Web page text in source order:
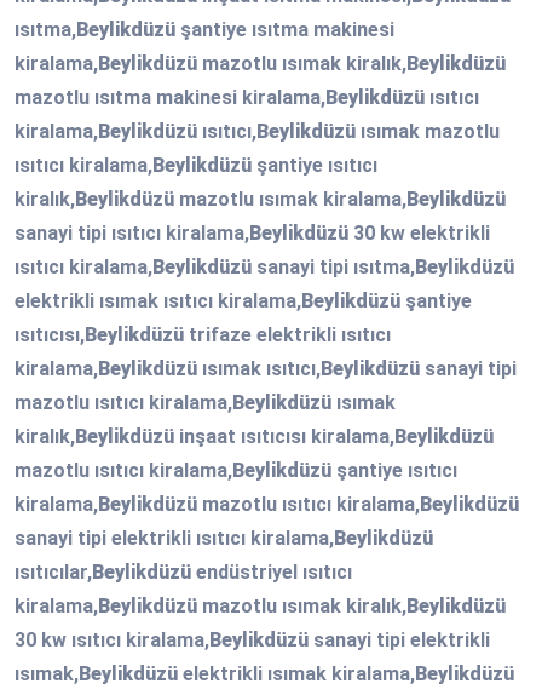
ısıtma,Beylikdüzü şantiye ısıtma makinesi
kiralama,Beylikdüzü mazotlu ısımak kiralık,Beylikdüzü
mazotlu ısıtma makinesi kiralama,Beylikdüzü ısıtıcı
kiralama,Beylikdüzü ısıtıcı,Beylikdüzü ısımak mazotlu
ısıtıcı kiralama,Beylikdüzü şantiye ısıtıcı
kiralık,Beylikdüzü mazotlu ısımak kiralama,Beylikdüzü
sanayi tipi ısıtıcı kiralama,Beylikdüzü 30 kw elektrikli
ısıtıcı kiralama,Beylikdüzü sanayi tipi ısıtma,Beylikdüzü
elektrikli ısımak ısıtıcı kiralama,Beylikdüzü şantiye
ısıtıcısı,Beylikdüzü trifaze elektrikli ısıtıcı
kiralama,Beylikdüzü ısımak ısıtıcı,Beylikdüzü sanayi tipi
mazotlu ısıtıcı kiralama,Beylikdüzü ısımak
kiralık,Beylikdüzü inşaat ısıtıcısı kiralama,Beylikdüzü
mazotlu ısıtıcı kiralama,Beylikdüzü şantiye ısıtıcı
kiralama,Beylikdüzü mazotlu ısıtıcı kiralama,Beylikdüzü
sanayi tipi elektrikli ısıtıcı kiralama,Beylikdüzü
ısıtıcılar,Beylikdüzü endüstriyel ısıtıcı
kiralama,Beylikdüzü mazotlu ısımak kiralık,Beylikdüzü
30 kw ısıtıcı kiralama,Beylikdüzü sanayi tipi elektrikli
ısımak,Beylikdüzü elektrikli ısımak kiralama,Beylikdüzü